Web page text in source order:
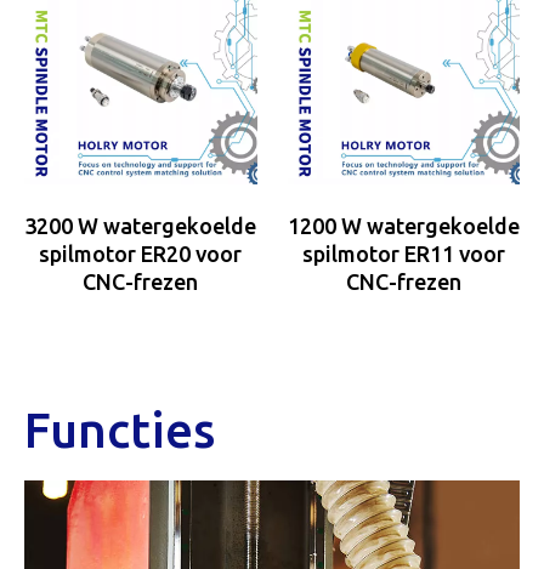
3200 W watergekoelde
spilmotor ER20 voor
CNC-frezen
1200 W watergekoelde
spilmotor ER11 voor
CNC-frezen
Functies